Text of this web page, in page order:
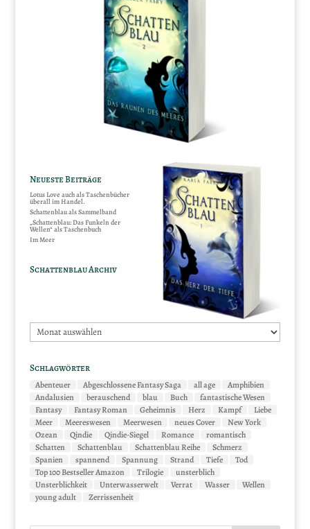
Neueste Beiträge
Lotus Love auch als Taschenbücher
überall im Handel.
Schattenblau als Sammelband
„Schattenblau: Das Funkeln der
Wellen“ als Taschenbuch
Im Meer
Schattenblau Archiv
Schattenblau
Archiv
Schlagwörter
Abenteuer Abgeschlossene Fantasy Saga all age
Amphibien
Andalusien
berauschend blau Buch
fantastische Wesen
Fantasy
Fantasy Roman Geheimnis Herz Kampf
Liebe
Meer
Meereswesen Meerwesen neues Cover
New York
Ozean
Qindie Qindie-Siegel Romance
romantisch
Schatten
Schattenblau Schattenblau Reihe
Schmerz
Spanien
spannend Spannung Strand Tiefe
Tod
Top 100 Bestseller Amazon
Trilogie
unsterblich
Unsterblichkeit
Unterwasserwelt Verrat Wasser
Wellen
young adult
Zerrissenheit